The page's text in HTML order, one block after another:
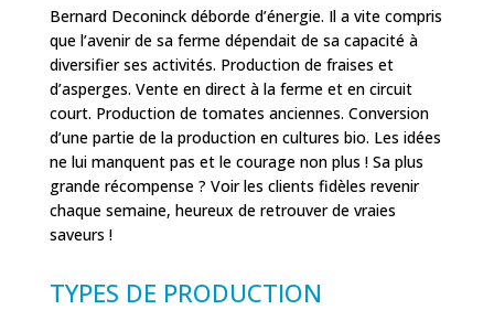
Bernard Deconinck déborde d’énergie. Il a vite compris
que l’avenir de sa ferme dépendait de sa capacité à
diversifier ses activités. Production de fraises et
d’asperges. Vente en direct à la ferme et en circuit
court. Production de tomates anciennes. Conversion
d’une partie de la production en cultures bio. Les idées
ne lui manquent pas et le courage non plus ! Sa plus
grande récompense ? Voir les clients fidèles revenir
chaque semaine, heureux de retrouver de vraies
saveurs !
TYPES DE PRODUCTION